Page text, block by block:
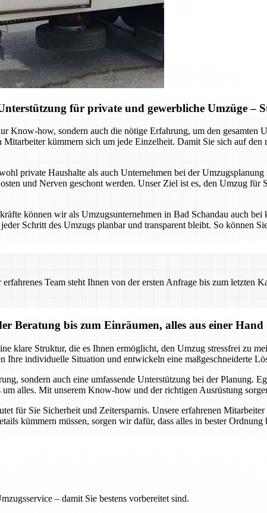
für private und gewerbliche Umzüge –
Know-how, sondern auch die nötige Erfahrung, um den gesamten
kümmern sich um jede Einzelheit. Damit Sie sich auf
private Haushalte als auch Unternehmen bei der
und Nerven geschont werden. Unser Ziel ist es, den Umzug für
können wir als Umzugsunternehmen in Bad Schandau auch
Schritt des Umzugs planbar und transparent bleibt. So können
Team steht Ihnen von der ersten Anfrage bis zum letzten
Beratung bis zum Einräumen, alles aus einer Hand
klare Struktur, die es Ihnen ermöglicht, den Umzug stressfrei zu
Ihre individuelle Situation und entwickeln eine maßgeschneiderte
sondern auch eine umfassende Unterstützung bei der Planung.
alles. Mit unserem Know-how und der richtigen Ausrüstung
für Sie Sicherheit und Zeitersparnis. Unsere erfahrenen
kümmern müssen, sorgen wir dafür, dass alles in bester
– damit Sie bestens vorbereitet sind.